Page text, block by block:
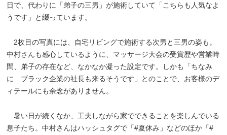
日で、代わりに「弟子の三男」が施術していて「こちらも人気なよ
うです」と綴っています。
2枚目の写真には、自宅リビングで施術する次男と三男の姿も。
中村さんも感心しているように、マッサージ大会の受賞歴や営業時
間、弟子の存在など、なかなか凝った設定です。しかも「ちなみ
に ブラック企業の社長も来るそうです」とのことで、お客様のデ
ィテールにも余念がありません。
暑い日が続くなか、工夫しながら家でできることを楽しんでいる
息子たち。中村さんはハッシュタグで「#夏休み」などのほか「#